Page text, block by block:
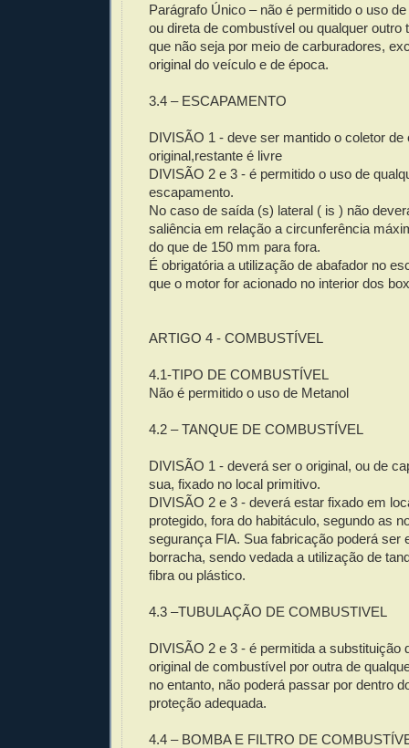
Parágrafo Único – não é permitido o uso
ou direta de combustível ou qualquer outro
que não seja por meio de carburadores,
original do veículo e de época.
3.4 – ESCAPAMENTO
DIVISÃO 1 - deve ser mantido o coletor de
original,restante é livre
DIVISÃO 2 e 3 - é permitido o uso de
escapamento.
No caso de saída (s) lateral ( is ) não
saliência em relação a circunferência
do que de 150 mm para fora.
É obrigatória a utilização de abafador no
que o motor for acionado no interior dos
ARTIGO 4 - COMBUSTÍVEL
4.1-TIPO DE COMBUSTÍVEL
Não é permitido o uso de Metanol
4.2 – TANQUE DE COMBUSTÍVEL
DIVISÃO 1 - deverá ser o original, ou de
sua, fixado no local primitivo.
DIVISÃO 2 e 3 - deverá estar fixado em
protegido, fora do habitáculo, segundo as
segurança FIA. Sua fabricação poderá ser
borracha, sendo vedada a utilização de
fibra ou plástico.
4.3 –TUBULAÇÃO DE COMBUSTIVEL
DIVISÃO 2 e 3 - é permitida a substituição
original de combustível por outra de
no entanto, não poderá passar por dentro
proteção adequada.
4.4 – BOMBA E FILTRO DE